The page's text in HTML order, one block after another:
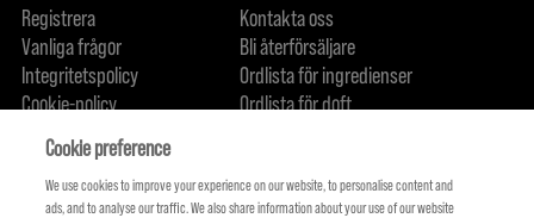
Registrera
Vanliga frågor
Integritetspolicy
Cookie-policy
Om oss
Kontakta oss
Bli återförsäljare
Ordlista för ingredienser
Ordlista för doft
Cookie preference
We use cookies to improve your experience on our website, to personalise content and
ads, and to analyse our traffic. We also share information about your use of our website